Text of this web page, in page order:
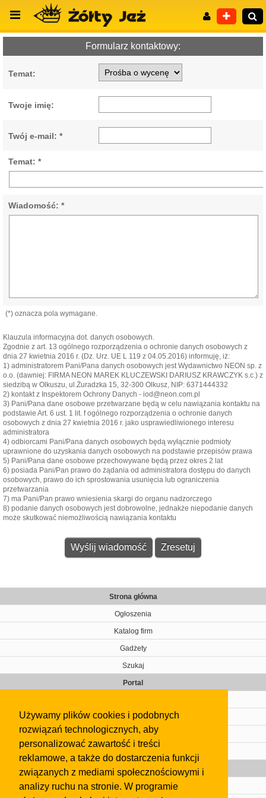
Używamy plików cookies i podobnych
rozwiązań technologicznych, aby
personalizować zawartość i treści
reklamowe, a także do dostarczenia funkcji
związanych z mediami społecznościowymi i
analizy ruchu na stronie. W programie
Formularz kontaktowy:
Temat:
Twoje imię:
Twój e-mail: *
Temat: *
Wiadomość: *
(*) oznacza pola wymagane.
Klauzula informacyjna dot. danych osobowych.
Zgodnie z art. 13 ogólnego rozporządzenia o ochronie danych osobowych z
dnia 27 kwietnia 2016 r. (Dz. Urz. UE L 119 z 04.05.2016) informuję, iż:
1) administratorem Pani/Pana danych osobowych jest Wydawnictwo NEON sp. z
o.o. (dawniej: FIRMA NEON MAREK KLUCZEWSKI DARIUSZ KRAWCZYK s.c.) z
siedzibą w Olkuszu, ul.Żuradzka 15, 32-300 Olkusz, NIP: 6371444332
2) kontakt z Inspektorem Ochrony Danych - iod@neon.com.pl
3) Pani/Pana dane osobowe przetwarzane będą w celu nawiązania kontaktu na
podstawie Art. 6 ust. 1 lit. f ogólnego rozporządzenia o ochronie danych
osobowych z dnia 27 kwietnia 2016 r. jako usprawiedliwionego interesu
administratora
4) odbiorcami Pani/Pana danych osobowych będą wyłącznie podmioty
uprawnione do uzyskania danych osobowych na podstawie przepisów prawa
5) Pani/Pana dane osobowe przechowywane będą przez okres 2 lat
6) posiada Pani/Pan prawo do żądania od administratora dostępu do danych
osobowych, prawo do ich sprostowania usunięcia lub ograniczenia
przetwarzania
7) ma Pani/Pan prawo wniesienia skargi do organu nadzorczego
8) podanie danych osobowych jest dobrowolne, jednakże niepodanie danych
może skutkować niemożliwością nawiązania kontaktu
Strona główna
Ogłoszenia
Katalog firm
Gadżety
Szukaj
Portal
Kontakt
Regulamin
Gazeta
Olkusz